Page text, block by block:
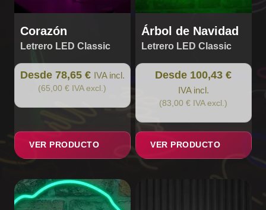
Corazón
Letrero LED Classic
Desde 78,65 € IVA incl.
(65,00 € IVA excl.)
VER PRODUCTO
página
de
producto
Árbol de Navidad
Letrero LED Classic
Desde 100,43 €
IVA incl.
(83,00 € IVA excl.)
VER PRODUCTO
página
de
producto